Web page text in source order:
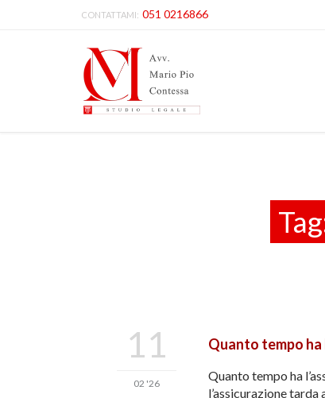
CONTATTAMI: 051 0216866
11
02 '26
Quanto tempo ha
Quanto tempo ha
l’assicurazione